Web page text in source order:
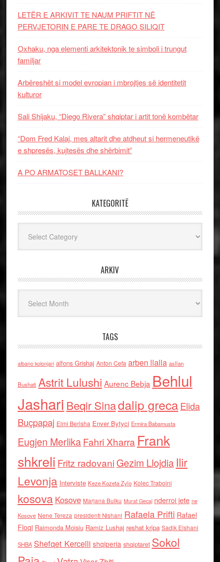
LETËR E ARKIVIT TE NAUM PRIFTIT NË
PERVJETORIN E PARE TE DRAGO SILIQIT
Oxhaku, nga elementi arkitektonik te simboli i trungut
familjar
Arbëreshët si model evropian i mbrojtjes së identitetit
kulturor
Sali Shijaku, “Diego Rivera” shqiptar i artit tonë kombëtar
“Dom Fred Kalaj, mes altarit dhe atdheut si hermeneutikë
e shpresës, kujtesës dhe shërbimit”
A PO ARMATOSET BALLKANI?
KATEGORITË
ARKIV
TAGS
albano kolonjari alfons Grishaj Anton Cefa arben llalla asllan
Bushati Astrit Lulushi Aurenc Bebja Behlul
Jashari Beqir Sinadalip grecaElida
Buçpapaj Elmi Berisha Enver Bytyci Ermira Babamusta
Eugjen MerlikaFahri Xharra Frank
shkreli Fritz radovaniGezim Llojdia Ilir
Levonja Interviste Keze Kozeta Zylo Kolec Traboini
kosova Kosove Marjana Bulku Murat Gecaj nderroi jete ne
Kosove Nene Tereza presidenti Nishani Rafaela Prifti Rafael
Floqi Raimonda Moisiu Ramiz Lushaj reshat kripa Sadik Elshani
SHBA Shefqet Kercelli shqiperia shqiptaret Sokol